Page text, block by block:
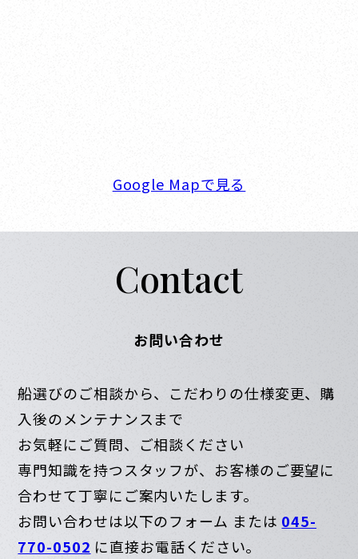
Google Mapで見る
Contact
お問い合わせ
船選びのご相談から、こだわりの仕様変更、購
入後のメンテナンスまで
お気軽にご質問、ご相談ください
専門知識を持つスタッフが、お客様のご要望に
合わせて丁寧にご案内いたします。
お問い合わせは以下のフォーム または 045-
770-0502 に直接お電話ください。